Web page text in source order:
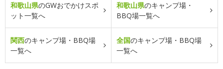
和歌山県のGWおでかけスポ
ット一覧へ
和歌山県のキャンプ場・
BBQ場一覧へ
関西のキャンプ場・BBQ場
一覧へ
全国のキャンプ場・BBQ場
一覧へ